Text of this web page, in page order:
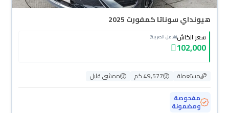
هيونداي سوناتا كمفورت 2025
سعر الكاش(شامل الضريبة)
102,000
مستعملة 49,577 كم
ممشى قليل
مفحوصة
ومضمونة